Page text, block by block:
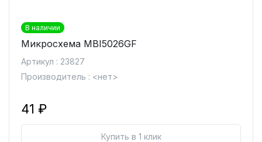
В наличии
Микросхема MBI5026GF
Артикул : 23827
Производитель : <нет>
41 ₽
Купить в 1 клик